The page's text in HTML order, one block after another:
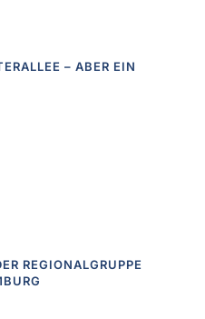
– ABER EIN
REGIONALGRUPPE